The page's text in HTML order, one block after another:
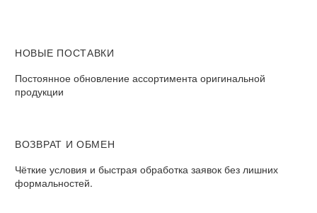
НОВЫЕ ПОСТАВКИ
Постоянное обновление ассортимента оригинальной
продукции
ВОЗВРАТ И ОБМЕН​
Чёткие условия и быстрая обработка заявок без лишних
формальностей.​